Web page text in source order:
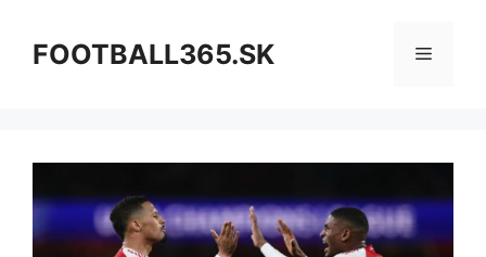
obsahFOOTBALL365.SK Menu